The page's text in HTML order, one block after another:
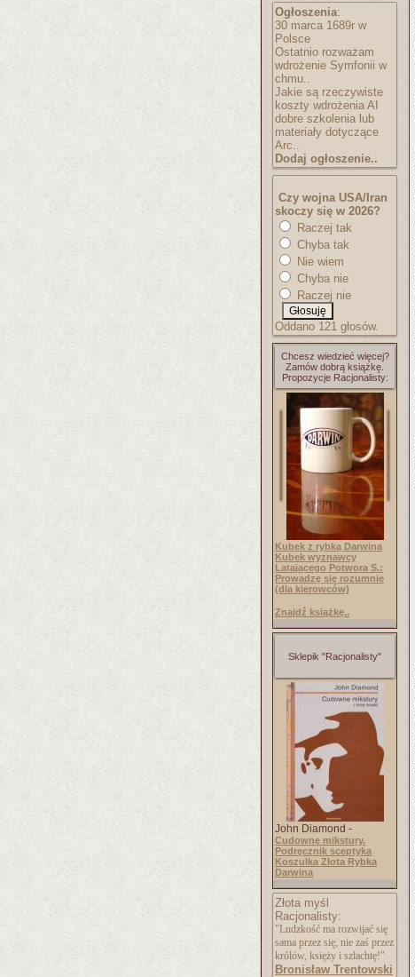
Ogłoszenia:
30 marca 1689r w
Polsce
Ostatnio rozważam
wdrożenie Symfonii w
chmu..
Jakie są rzeczywiste
koszty wdrożenia AI
dobre szkolenia lub
materiały dotyczące
Arc..
Dodaj ogłoszenie..
Czy wojna USA/Iran
skoczy się w 2026?
Raczej tak
Chyba tak
Nie wiem
Chyba nie
Raczej nie
Oddano 121 głosów.
Chcesz wiedzieć więcej?
Zamów dobrą książkę.
Propozycje Racjonalisty:
Kubek z rybką Darwina
Kubek wyznawcy
Latającego Potwora S.:
Prowadzę się rozumnie
(dla kierowców)
Znajdź książkę..
Sklepik "Racjonalisty"
John Diamond -
Cudowne mikstury.
Podręcznik sceptyka
Koszulka Złota Rybka
Darwina
Złota myśl
Racjonalisty:
"Ludzkość ma rozwijać się
sama przez się, nie zaś przez
królów, księży i szlachtę!"
Bronisław Trentowski